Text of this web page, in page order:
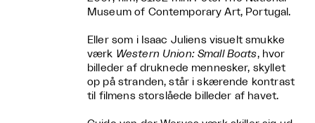
Museum of Contemporary Art, Portugal.
Eller som i Isaac Juliens visuelt smukke
værk Western Union: Small Boats, hvor
billeder af druknede mennesker, skyllet
op på stranden, står i skærende kontrast
til filmens storslåede billeder af havet.